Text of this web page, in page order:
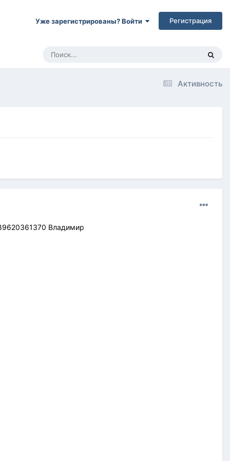
Уже зарегистрированы? Войти Регистрация
Активность
Владимир